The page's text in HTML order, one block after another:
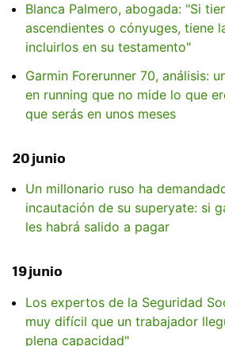
Blanca Palmero, abogada: "Si
ascendientes o cónyuges, tiene
incluirlos en su testamento"
Garmin Forerunner 70, análisis:
en running que no mide lo que
que serás en unos meses
20 junio
Un millonario ruso ha
incautación de su superyate: si
les habrá salido a pagar
19 junio
Los expertos de la Seguridad
muy difícil que un trabajador
plena capacidad"